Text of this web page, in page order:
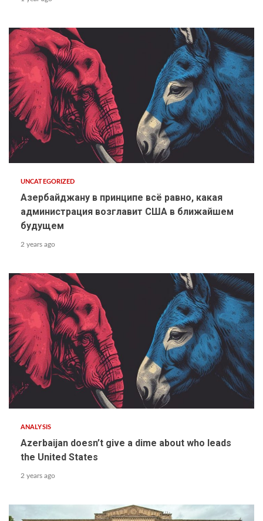
UNCATEGORIZED
Азербайджану в принципе всё равно, какая
администрация возглавит США в ближайшем
будущем
2 years ago
ANALYSIS
Azerbaijan doesn’t give a dime about who leads
the United States
2 years ago